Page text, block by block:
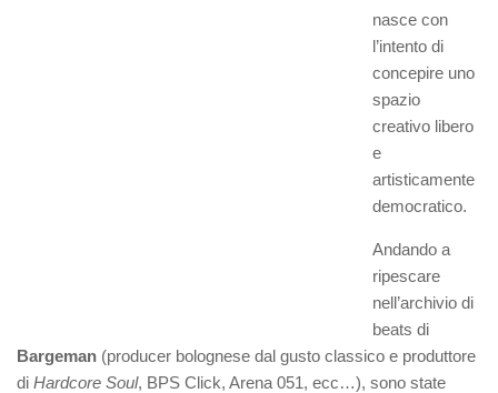
nasce con
l’intento di
concepire uno
spazio
creativo libero
e
artisticamente
democratico.
Andando a
ripescare
nell’archivio di
beats di
Bargeman (producer bolognese dal gusto classico e produttore
di Hardcore Soul, BPS Click, Arena 051, ecc…), sono state